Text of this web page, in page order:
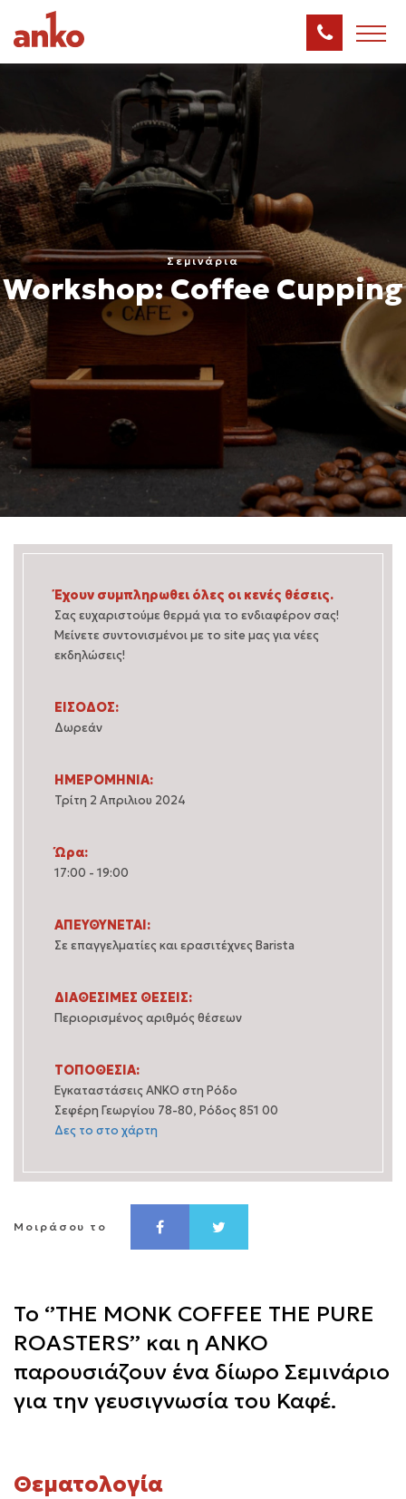
Σεμινάρια
Workshop: Coffee Cupping
Έχουν συμπληρωθει όλες οι κενές θέσεις.
Σας ευχαριστούμε θερμά για το ενδιαφέρον σας!
Μείνετε συντονισμένοι με το site μας για νέες
εκδηλώσεις!
ΕΙΣΟΔΟΣ:
Δωρεάν
ΗΜΕΡΟΜΗΝΙΑ:
Τρίτη 2 Απριλιου 2024
Ώρα:
17:00 - 19:00
ΑΠΕΥΘΥΝΕΤΑΙ:
Σε επαγγελματίες και ερασιτέχνες Barista
ΔΙΑΘΕΣΙΜΕΣ ΘΕΣΕΙΣ:
Περιορισμένος αριθμός θέσεων
ΤΟΠΟΘΕΣΙΑ:
Εγκαταστάσεις ΑΝΚΟ στη Ρόδο
Σεφέρη Γεωργίου 78-80, Ρόδος 851 00
Δες το στο χάρτη
Μοιράσου το
Το ‘’THE MONK COFFEE THE PURE
ROASTERS’’ και η ΑΝΚΟ
παρουσιάζουν ένα δίωρο Σεμινάριο
για την γευσιγνωσία του Καφέ.
Θεματολογία